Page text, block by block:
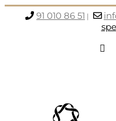
91 010 86 51 |